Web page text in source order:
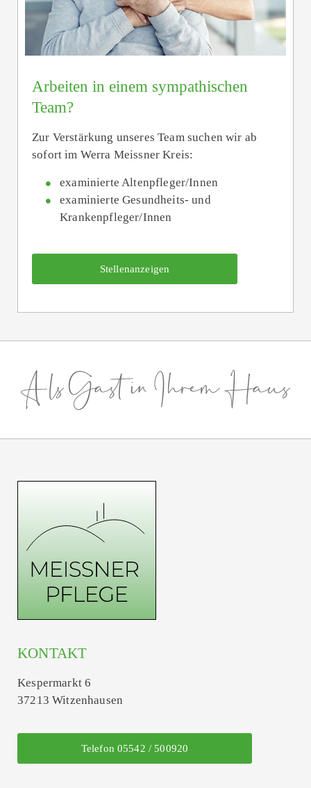
Arbeiten in einem sympathischen
Team?
Zur Verstärkung unseres Team suchen wir ab
sofort im Werra Meissner Kreis:
examinierte Altenpfleger/Innen
examinierte Gesundheits- und
Krankenpfleger/Innen
Stellenanzeigen
KONTAKT
Kespermarkt 6
37213 Witzenhausen
Telefon 05542 / 500920